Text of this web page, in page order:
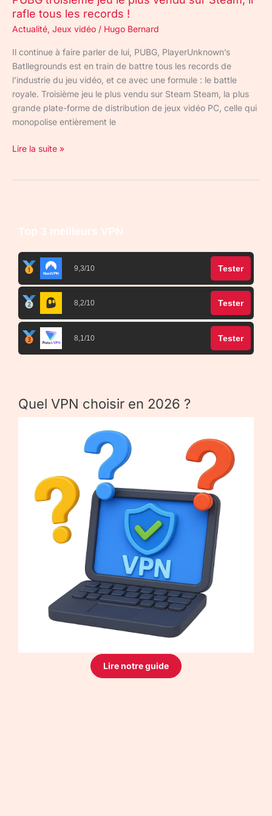
rafle tous les records !
Actualité, Jeux vidéo / Hugo Bernard
Il continue à faire parler de lui, PUBG, PlayerUnknown’s
Batllegrounds est en train de battre tous les records de
l’industrie du jeu vidéo, et ce avec une formule : le battle
royale. Troisième jeu le plus vendu sur Steam Steam, la plus
grande plate-forme de distribution de jeux vidéo PC, celle qui
monopolise entièrement le
!
Lire la suite »
Top 3 meilleurs VPN
9,3/10 Tester
8,2/10 Tester
8,1/10 Tester
Quel VPN choisir en 2026 ?
Lire notre guide